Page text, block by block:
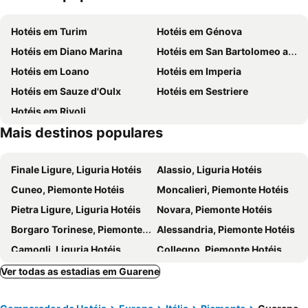
Palacio Real
Aurora
Pozzo Strada
Ponte Vittorio Emanuele I
Vanchiglia
Università degli Studi di Torino
Castello di Guarene
Fiera del Tartufo
Castello Roero di Monticello
Il Magico Paese di Natale
Castello di Mango
Belvedere La Morra
L'Oasi degli Animali
Piazza Giambattista Bodoni
Borgo Dora
Parco Europa
Hotéis em Turim
Hotéis em Génova
Hotéis em Diano Marina
Hotéis em San Bartolomeo al Mare
Hotéis em Loano
Hotéis em Imperia
Hotéis em Sauze d'Oulx
Hotéis em Sestriere
Hotéis em Rivoli
Mais destinos populares
Finale Ligure, Liguria Hotéis
Alassio, Liguria Hotéis
Cuneo, Piemonte Hotéis
Moncalieri, Piemonte Hotéis
Pietra Ligure, Liguria Hotéis
Novara, Piemonte Hotéis
Borgaro Torinese, Piemonte Hotéis
Alessandria, Piemonte Hotéis
Camogli, Liguria Hotéis
Collegno, Piemonte Hotéis
Alba, Piemonte Hotéis
Cisterna d'Asti, Piemonte Hotéis
Ver todas as estadias em Guarene